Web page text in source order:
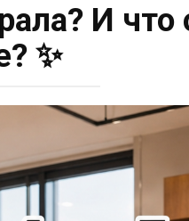
И что
✨